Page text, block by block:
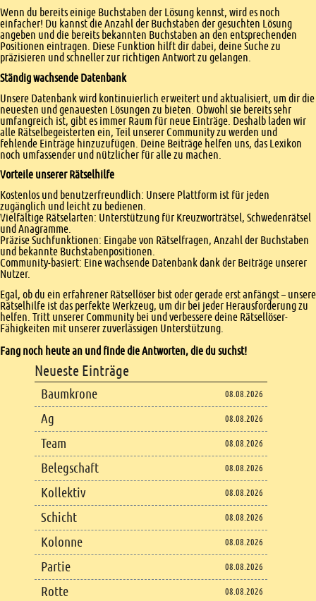
Wenn du bereits einige Buchstaben der Lösung kennst, wird es noch
einfacher! Du kannst die Anzahl der Buchstaben der gesuchten Lösung
angeben und die bereits bekannten Buchstaben an den entsprechenden
Positionen eintragen. Diese Funktion hilft dir dabei, deine Suche zu
präzisieren und schneller zur richtigen Antwort zu gelangen.
Ständig wachsende Datenbank
Unsere Datenbank wird kontinuierlich erweitert und aktualisiert, um dir die
neuesten und genauesten Lösungen zu bieten. Obwohl sie bereits sehr
umfangreich ist, gibt es immer Raum für neue Einträge. Deshalb laden wir
alle Rätselbegeisterten ein, Teil unserer Community zu werden und
fehlende Einträge hinzuzufügen. Deine Beiträge helfen uns, das Lexikon
noch umfassender und nützlicher für alle zu machen.
Vorteile unserer Rätselhilfe
Kostenlos und benutzerfreundlich: Unsere Plattform ist für jeden
zugänglich und leicht zu bedienen.
Vielfältige Rätselarten: Unterstützung für Kreuzworträtsel, Schwedenrätsel
und Anagramme.
Präzise Suchfunktionen: Eingabe von Rätselfragen, Anzahl der Buchstaben
und bekannte Buchstabenpositionen.
Community-basiert: Eine wachsende Datenbank dank der Beiträge unserer
Nutzer.
Egal, ob du ein erfahrener Rätsellöser bist oder gerade erst anfängst – unsere
Rätselhilfe ist das perfekte Werkzeug, um dir bei jeder Herausforderung zu
helfen. Tritt unserer Community bei und verbessere deine Rätsellöser-
Fähigkeiten mit unserer zuverlässigen Unterstützung.
Fang noch heute an und finde die Antworten, die du suchst!
Footer content
Neueste Einträge
Baumkrone 08.08.2026
Ag 08.08.2026
Team 08.08.2026
Belegschaft 08.08.2026
Kollektiv 08.08.2026
Schicht 08.08.2026
Kolonne 08.08.2026
Partie 08.08.2026
Rotte 08.08.2026